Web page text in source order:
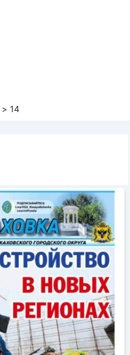
14